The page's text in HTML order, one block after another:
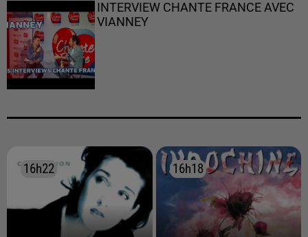
INTERVIEW CHANTE FRANCE AVEC
VIANNEY
16h22
16h22 16h18
16h18